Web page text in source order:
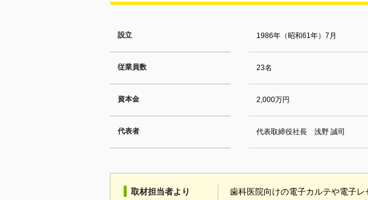
設立 1986年（昭和61年）7月
従業員数 23名
資本金 2,000万円
代表者 代表取締役社長 浅野 誠司
取材担当者より
歯科医院向けの電子カルテや電子